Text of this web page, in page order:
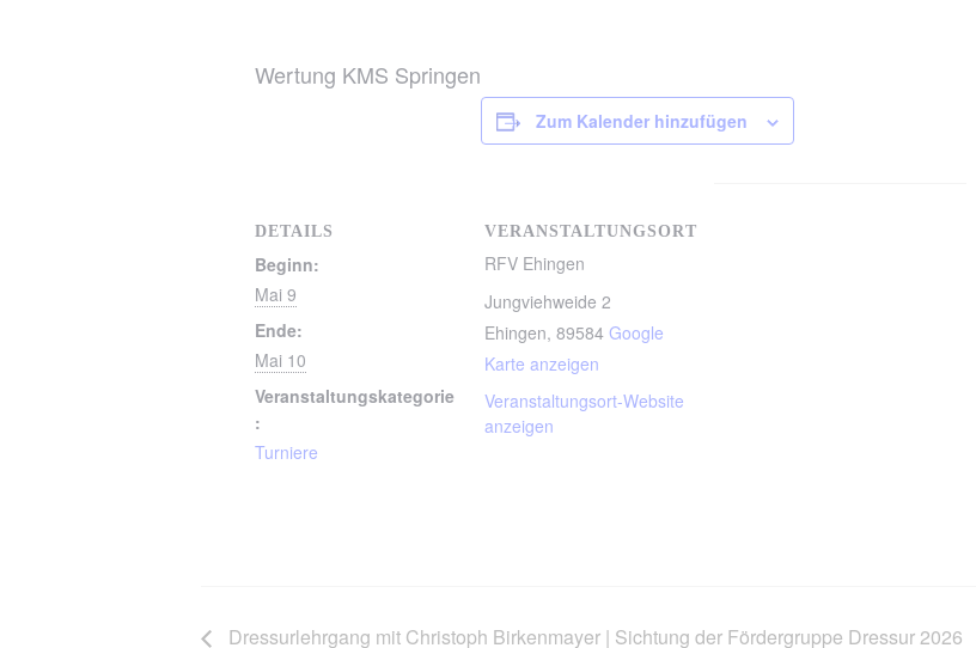
Wertung KMS Springen
Zum Kalender hinzufügen
DETAILS
Beginn:
Mai 9
Ende:
Mai 10
Veranstaltungskategorie
:
Turniere
VERANSTALTUNGSORT
RFV Ehingen
Jungviehweide 2
Ehingen, 89584 Google
Karte anzeigen
Veranstaltungsort-Website
anzeigen
Dressurlehrgang mit Christoph Birkenmayer | Sichtung der Fördergruppe Dressur 2026